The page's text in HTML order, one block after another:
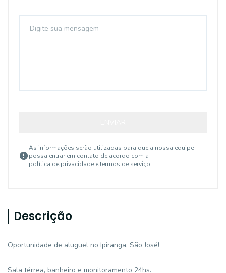
As informações serão utilizadas para que a nossa equipe
possa entrar em contato de acordo com a
política de privacidade e termos de serviço
Descrição
Oportunidade de aluguel no Ipiranga, São José!
Sala térrea, banheiro e monitoramento 24hs.